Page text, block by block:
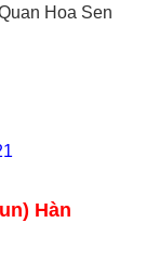
Hoa Sen
Hàn